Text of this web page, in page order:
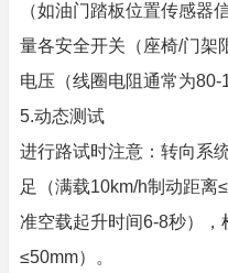
（如油门踏板位置传感器
量各安全开关（座椅/门架
电压（线圈电阻通常为80-
5.动态测试
进行路试时注意：转向系
足（满载10km/h制动距离
准空载起升时间6-8秒）
≤50mm）。